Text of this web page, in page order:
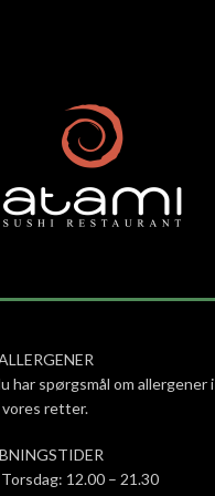
har spørgsmål om allergener i
vores retter.
12.00 – 21.30